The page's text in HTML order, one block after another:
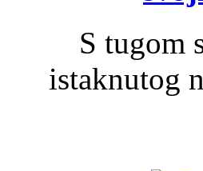
S tugom
istaknutog